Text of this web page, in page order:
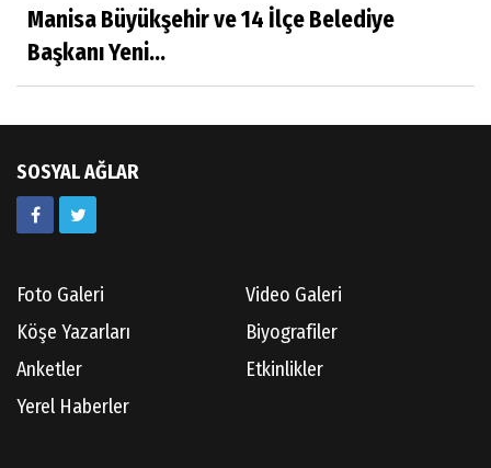
Av.Ahmet ÖZDEMİR
Doç.Dr.İbrahim KOÇ
Manisa Büyükşehir ve 14 İlçe Belediye
Başkanı Yeni...
SOSYAL AĞLAR
Foto Galeri
Video Galeri
Köşe Yazarları
Biyografiler
Anketler
Etkinlikler
Yerel Haberler